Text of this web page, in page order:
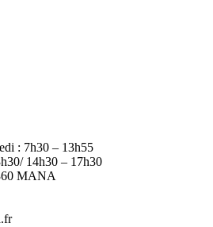
: 7h30 – 13h55
14h30 – 17h30
MANA